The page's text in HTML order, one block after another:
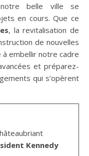
belle ville se
en cours. Que ce
, la revitalisation de
de nouvelles
embellir notre cadre
et préparez-
qui s’opèrent
Kennedy